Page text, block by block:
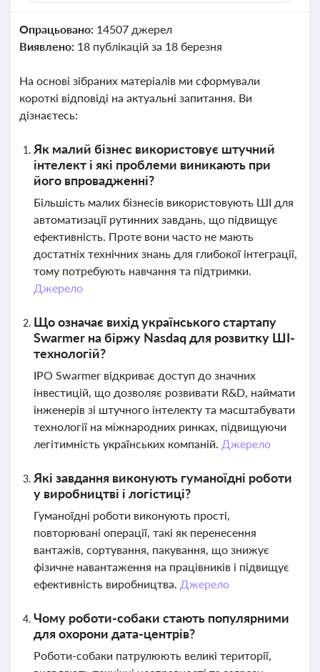
Опрацьовано: 14507 джерел
Виявлено: 18 публікацій за 18 березня
На основі зібраних матеріалів ми сформували
короткі відповіді на актуальні запитання. Ви
дізнаєтесь:
Як малий бізнес використовує штучний
інтелект і які проблеми виникають при
його впровадженні?
Більшість малих бізнесів використовують ШІ для
автоматизації рутинних завдань, що підвищує
ефективність. Проте вони часто не мають
достатніх технічних знань для глибокої інтеграції,
тому потребують навчання та підтримки.
Джерело
Що означає вихід українського стартапу
Swarmer на біржу Nasdaq для розвитку ШІ-
технологій?
IPO Swarmer відкриває доступ до значних
інвестицій, що дозволяє розвивати R&D, наймати
інженерів зі штучного інтелекту та масштабувати
технології на міжнародних ринках, підвищуючи
легітимність українських компаній. Джерело
Які завдання виконують гуманоїдні роботи
у виробництві і логістиці?
Гуманоїдні роботи виконують прості,
повторювані операції, такі як перенесення
вантажів, сортування, пакування, що знижує
фізичне навантаження на працівників і підвищує
ефективність виробництва. Джерело
Чому роботи-собаки стають популярними
для охорони дата-центрів?
Роботи-собаки патрулюють великі території,